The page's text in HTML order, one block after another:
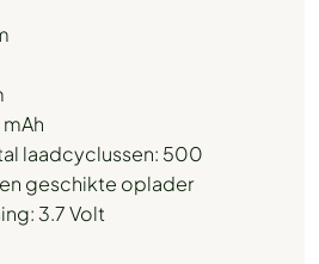
laadcyclussen: 500
geschikte oplader
3.7 Volt